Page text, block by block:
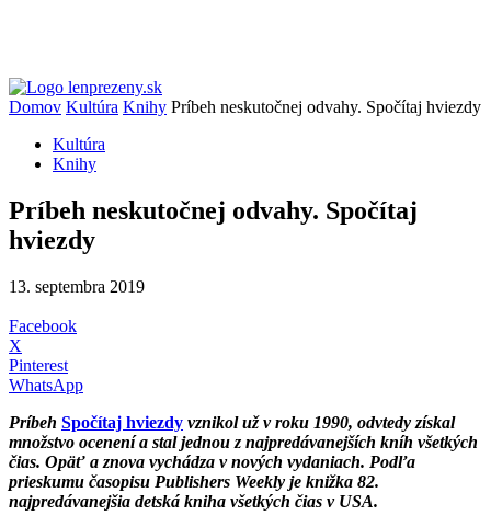
Domov Kultúra Knihy Príbeh neskutočnej odvahy. Spočítaj hviezdy
Kultúra
Knihy
Príbeh neskutočnej odvahy. Spočítaj
hviezdy
13. septembra 2019
Facebook
X
Pinterest
WhatsApp
Príbeh Spočítaj hviezdy vznikol už v roku 1990, odvtedy získal
množstvo ocenení a stal jednou z najpredávanejších kníh všetkých
čias. Opäť a znova vychádza v nových vydaniach. Podľa
prieskumu časopisu Publishers Weekly je knižka 82.
najpredávanejšia detská kniha všetkých čias v USA.